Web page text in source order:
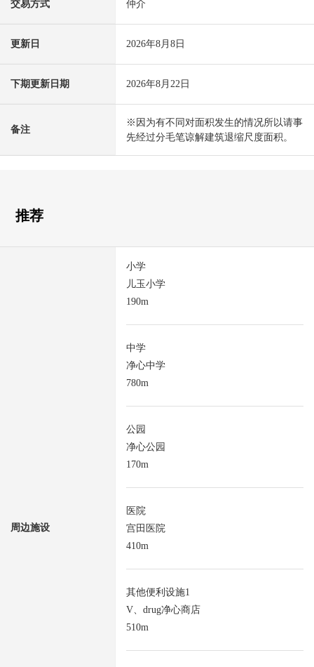
交易方式 仲介
更新日 2026年8月8日
下期更新日期 2026年8月22日
备注
※因为有不同对面积发生的情况所以请事
先经过分毛笔谅解建筑退缩尺度面积。
推荐
周边施设
小学
儿玉小学
190m
中学
净心中学
780m
公园
净心公园
170m
医院
宫田医院
410m
其他便利设施1
V、drug净心商店
510m